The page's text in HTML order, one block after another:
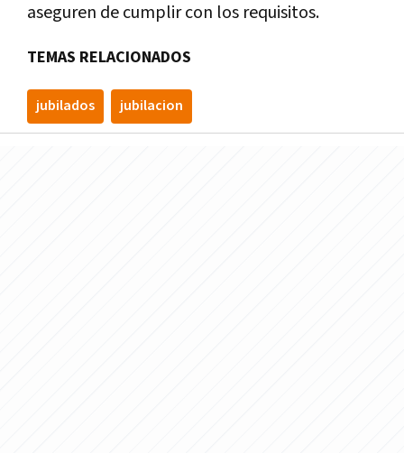
aseguren de cumplir con los requisitos.
TEMAS RELACIONADOS
jubilados jubilacion